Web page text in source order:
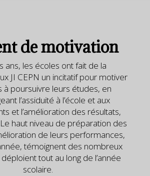
de motivation
ans, les écoles ont fait de la
JI CEPN un incitatif pour motiver
à poursuivre leurs études, en
l’assiduité à l’école et aux
et l’amélioration des résultats,
haut niveau de préparation des
de leurs performances,
témoignent des nombreux
déploient tout au long de l’année
scolaire.